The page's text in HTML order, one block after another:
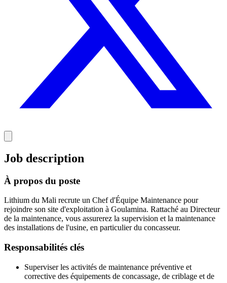
Job description
À propos du poste
Lithium du Mali recrute un Chef d'Équipe Maintenance pour
rejoindre son site d'exploitation à Goulamina. Rattaché au Directeur
de la maintenance, vous assurerez la supervision et la maintenance
des installations de l'usine, en particulier du concasseur.
Responsabilités clés
Superviser les activités de maintenance préventive et
corrective des équipements de concassage, de criblage et de